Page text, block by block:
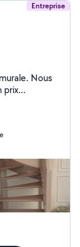
Entreprise
Nous
prix